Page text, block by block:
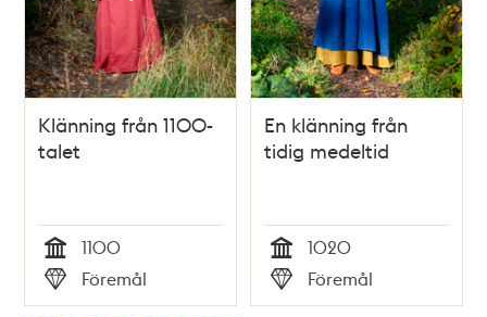
Klänning från 1100-
talet
Tid
1100
Typ
Föremål
En klänning från
tidig medeltid
Tid
1020
Typ
Föremål